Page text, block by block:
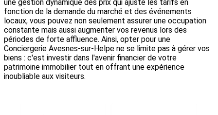
une gestion dynamique des prix qui ajuste les tarifs en
fonction de la demande du marché et des événements
locaux, vous pouvez non seulement assurer une occupation
constante mais aussi augmenter vos revenus lors des
périodes de forte affluence. Ainsi, opter pour une
Conciergerie Avesnes-sur-Helpe ne se limite pas à gérer vos
biens : c'est investir dans l'avenir financier de votre
patrimoine immobilier tout en offrant une expérience
inoubliable aux visiteurs.